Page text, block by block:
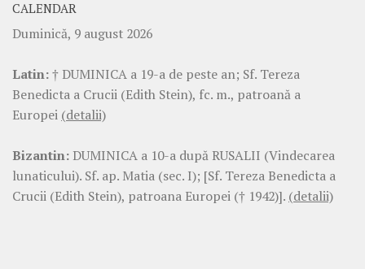
CALENDAR
Duminică, 9 august 2026
Latin:† DUMINICA a 19-a de peste an; Sf. Tereza
Benedicta a Crucii (Edith Stein), fc. m., patroană a
Europei (detalii)
Bizantin: DUMINICA a 10-a după RUSALII (Vindecarea
lunaticului). Sf. ap. Matia (sec. I); [Sf. Tereza Benedicta a
Crucii (Edith Stein), patroana Europei († 1942)]. (detalii)